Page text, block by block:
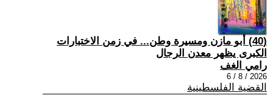
(40) أبو مازن ومسيرة وطن... في زمن الاختبارات
الكبرى يظهر معدن الرجال
رامي الغف
2026 / 8 / 6
القضية الفلسطينية